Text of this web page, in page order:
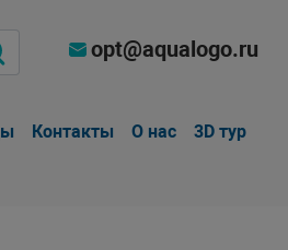
opt@aqualogo.ru
Контакты О нас 3D тур